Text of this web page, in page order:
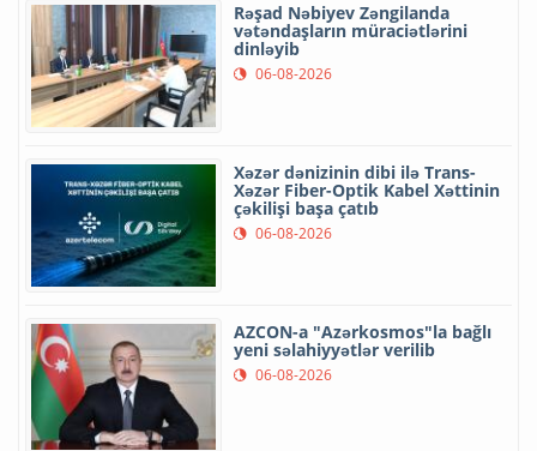
Rəşad Nəbiyev Zəngilanda
vətəndaşların müraciətlərini
dinləyib
06-08-2026
Xəzər dənizinin dibi ilə Trans-
Xəzər Fiber-Optik Kabel Xəttinin
çəkilişi başa çatıb
06-08-2026
AZCON-a "Azərkosmos"la bağlı
yeni səlahiyyətlər verilib
06-08-2026